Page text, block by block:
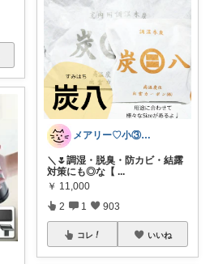
メアリー♡小③女の子のママ•᎑•ꕤ
＼🌷調湿・脱臭・防カビ・結露
対策にも◎な【 ...
￥ 11,000
2 1 903
コレ いいね